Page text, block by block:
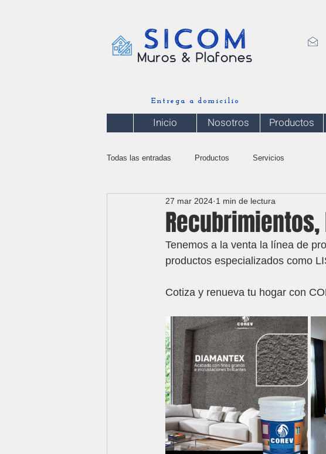
Entrega a domicilio
Inicio Nosotros Productos
Todas las entradas Productos Servicios
Recubrimientos,
27 mar 2024 1 min de lectura
Tenemos a la venta la línea de
productos especializados como
Cotiza y renueva tu hogar con